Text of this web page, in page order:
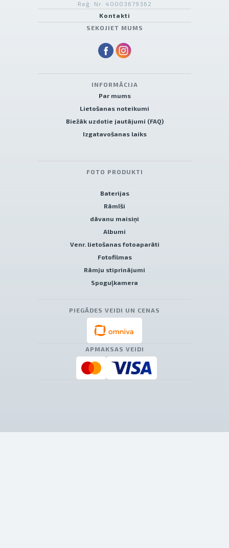
Reģ. Nr. 40003679362
Kontakti
SEKOJIET MUMS
INFORMĀCIJA
Par mums
Lietošanas noteikumi
Biežāk uzdotie jautājumi (FAQ)
Izgatavošanas laiks
FOTO PRODUKTI
Baterijas
Rāmīši
dāvanu maisiņi
Albumi
Venr. lietošanas fotoaparāti
Fotofilmas
Rāmju stiprinājumi
Spoguļkamera
PIEGĀDES VEIDI UN CENAS
APMAKSAS VEIDI